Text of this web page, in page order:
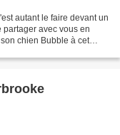
autant le faire devant un
partager avec vous en
chien Bubble à cet